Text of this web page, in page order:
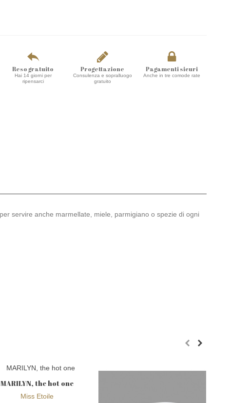
Reso gratuito
Hai 14 giorni per
ripensarci
Progettazione
Consulenza e sopralluogo
gratuito
Pagamenti sicuri
Anche in tre comode rate
servire anche marmellate, miele, parmigiano o spezie di ogni
Aggiungi alla wishlist
MARILYN, the hot one
Miss Etoile